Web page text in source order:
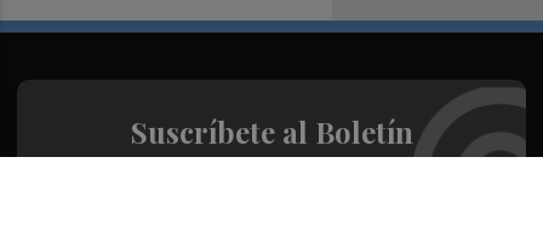
Suscríbete al Boletín